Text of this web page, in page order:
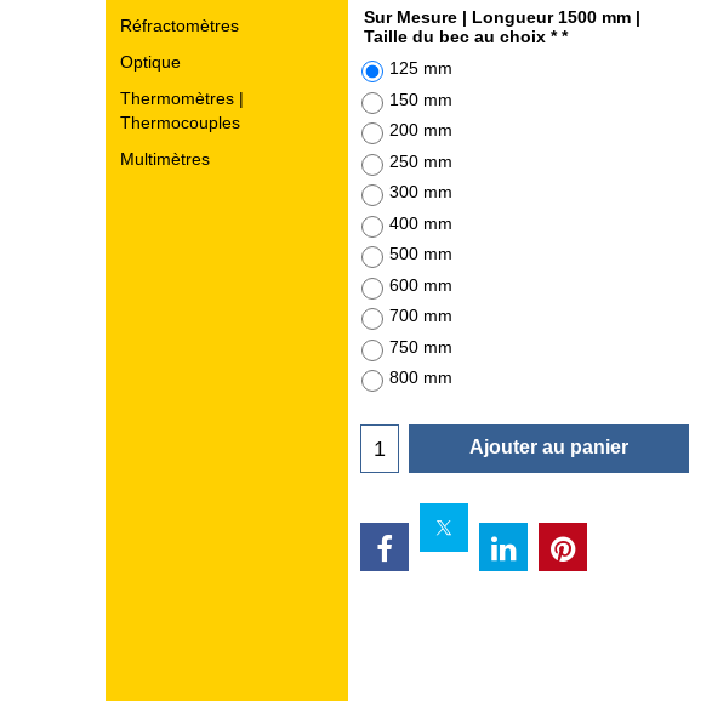
Réfractomètres
Optique
Thermomètres |
Thermocouples
Multimètres
Sur Mesure | Longueur 1500 mm |
Taille du bec au choix **
125 mm
150 mm
200 mm
250 mm
300 mm
400 mm
500 mm
600 mm
700 mm
750 mm
800 mm
Ajouter au panier